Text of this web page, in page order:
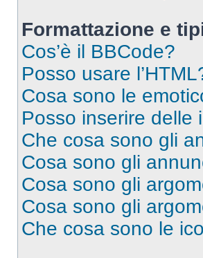
Formattazione e
Cos’è il BBCode?
Posso usare
Cosa sono le
Posso inserire delle
Che cosa sono gli
Cosa sono gli
Cosa sono gli
Cosa sono gli
Che cosa sono le